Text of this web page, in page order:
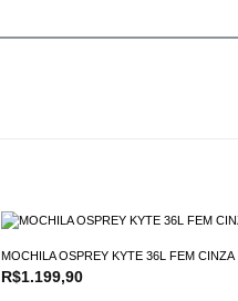
MOCHILA OSPREY KYTE 36L FEM CINZA
R$1.199,90